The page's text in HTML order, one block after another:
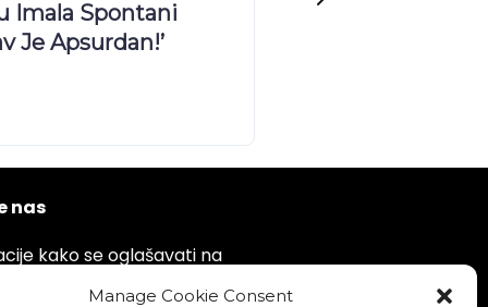
Manage Cookie Consent
nas
kako se oglašavati na
emaila.